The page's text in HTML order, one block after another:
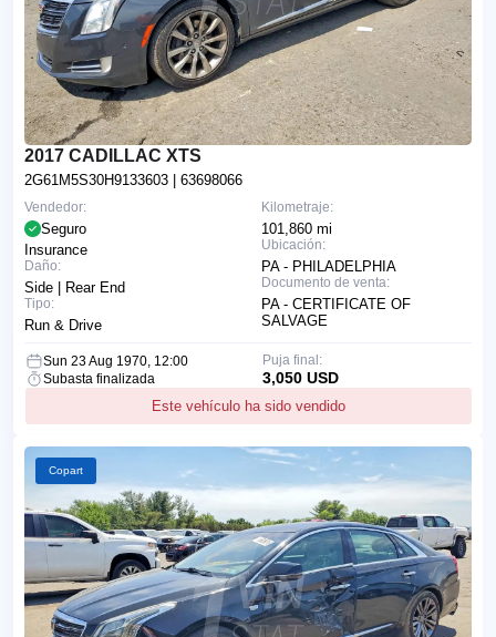
2017 CADILLAC XTS
2G61M5S30H9133603 | 63698066
Kilometraje:
101,860 mi
Ubicación:
PA - PHILADELPHIA
Documento de venta:
PA - CERTIFICATE OF
SALVAGE
Vendedor:
Seguro
Insurance
Daño:
Side | Rear End
Tipo:
Run & Drive
Sun 23 Aug 1970, 12:00
Subasta finalizada
Este vehículo ha sido vendido
Puja final:
3,050 USD
Copart